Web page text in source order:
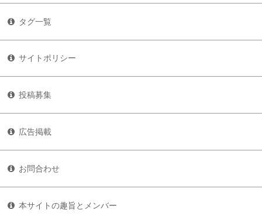
タグ一覧
サイトポリシー
投稿募集
広告掲載
お問合わせ
本サイトの趣旨とメンバー